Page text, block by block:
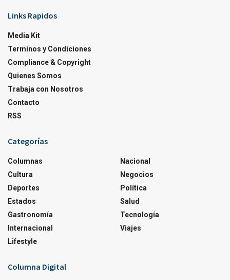
Links Rapidos
Media Kit
Terminos y Condiciones
Compliance & Copyright
Quienes Somos
Trabaja con Nosotros
Contacto
RSS
Categorías
Columnas
Cultura
Deportes
Estados
Gastronomía
Internacional
Lifestyle
Nacional
Negocios
Política
Salud
Tecnología
Viajes
Columna Digital